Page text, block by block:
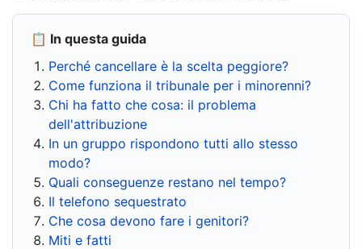
📋 In questa guida
Perché cancellare è la scelta peggiore?
Come funziona il tribunale per i minorenni?
Chi ha fatto che cosa: il problema
dell'attribuzione
In un gruppo rispondono tutti allo stesso
modo?
Quali conseguenze restano nel tempo?
Il telefono sequestrato
Che cosa devono fare i genitori?
Miti e fatti